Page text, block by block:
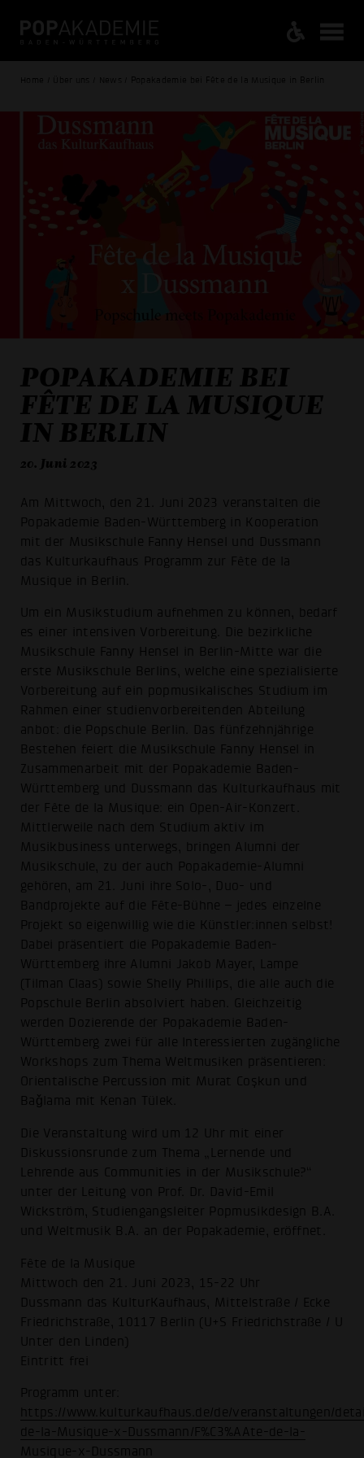
Home / Über uns / News / Popakademie bei Fête de la Musique in Berlin
POPAKADEMIE BEI
FÊTE DE LA MUSIQUE
IN BERLIN
20. Juni 2023
Am Mittwoch, den 21. Juni 2023 veranstalten die
Popakademie Baden-Württemberg in Kooperation
mit der Musikschule Fanny Hensel und Dussmann
das Kulturkaufhaus Programm zur Fête de la
Musique in Berlin.
Um ein Musikstudium aufnehmen zu können, bedarf
es einer intensiven Vorbereitung. Die bezirkliche
Musikschule Fanny Hensel in Berlin-Mitte war die
erste Musikschule Berlins, welche eine spezialisierte
Vorbereitung auf ein popmusikalisches Studium im
Rahmen einer studienvorbereitenden Abteilung
anbot: die Popschule Berlin. Das fünfzehnjährige
Bestehen feiert die Musikschule Fanny Hensel in
Zusammenarbeit mit der Popakademie Baden-
Württemberg und Dussmann das Kulturkaufhaus mit
der Fête de la Musique: ein Open-Air-Konzert.
Mittlerweile nach dem Studium aktiv im
Musikbusiness unterwegs, bringen Alumni der
Musikschule, zu der auch Popakademie-Alumni
gehören, am 21. Juni ihre Solo-, Duo- und
Bandprojekte auf die Fête-Bühne – jedes einzelne
Projekt so eigenwillig wie die Künstler:innen selbst!
Dabei präsentiert die Popakademie Baden-
Württemberg ihre Alumni Jakob Mayer, Lampe
(Tilman Claas) sowie Shelly Phillips, die alle auch die
Popschule Berlin absolviert haben. Gleichzeitig
werden Dozierende der Popakademie Baden-
Württemberg zwei für alle Interessierten zugängliche
Workshops zum Thema Weltmusiken präsentieren:
Orientalische Percussion mit Murat Coşkun und
Baǧlama mit Kenan Tülek.
Die Veranstaltung wird um 12 Uhr mit einer
Diskussionsrunde zum Thema „Lernende und
Lehrende aus Communities in der Musikschule?“
unter der Leitung von Prof. Dr. David-Emil
Wickström, Studiengangsleiter Popmusikdesign B.A.
und Weltmusik B.A. an der Popakademie, eröffnet.
Fête de la Musique
Mittwoch den 21. Juni 2023, 15-22 Uhr
Dussmann das KulturKaufhaus, Mittelstraße / Ecke
Friedrichstraße, 10117 Berlin (U+S Friedrichstraße / U
Unter den Linden)
Eintritt frei
Programm unter:
https://www.kulturkaufhaus.de/de/veranstaltungen/
de-la-Musique-x-Dussmann/F%C3%AAte-de-la-
Musique-x-Dussmann